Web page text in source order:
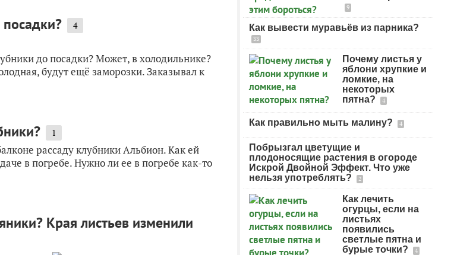
4
до посадки? Может, в холодильнике?
будут ещё заморозки. Заказывал к
1
рассаду клубники Альбион. Как ей
в погребе. Нужно ли ее в погребе как-то
Края листьев изменили
9
Как вывести муравьёв из парника?
33
Почему листья у
яблони хрупкие и
ломкие, на
некоторых
пятна?
4
Как правильно мыть малину? 4
Побрызгал цветущие и
плодоносящие растения в огороде
Искрой Двойной Эффект. Что уже
нельзя употреблять?
2
Как лечить
огурцы, если на
листьях
появились
светлые пятна и
бурые точки?
4